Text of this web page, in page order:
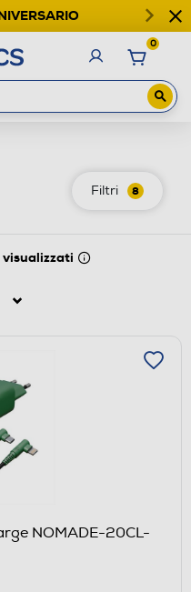
0
Filtri 8
visualizzati
NOMADE-20CL-